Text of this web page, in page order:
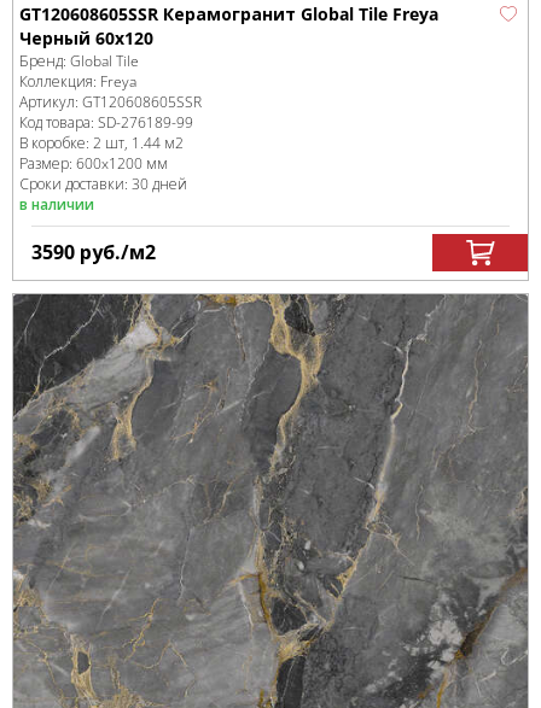
GT120608605SSR Керамогранит Global Tile Freya
Черный 60x120
Бренд: Global Tile
Коллекция: Freya
Артикул: GT120608605SSR
Код товара: SD-276189-99
В коробке: 2 шт, 1.44 м2
Размер: 600x1200 мм
Сроки доставки: 30 дней
в наличии
3590 руб./м2